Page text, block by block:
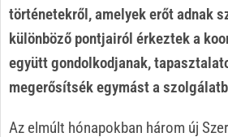
történetekről, amelyek erőt adnak
különböző pontjairól érkeztek a
együtt gondolkodjanak,
megerősítsék egymást a
Az elmúlt hónapokban három új